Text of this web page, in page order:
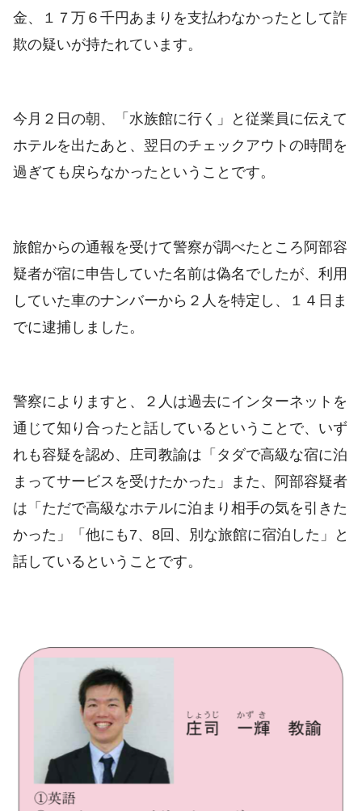
金、１７万６千円あまりを支払わなかったとして詐
欺の疑いが持たれています。
今月２日の朝、「水族館に行く」と従業員に伝えて
ホテルを出たあと、翌日のチェックアウトの時間を
過ぎても戻らなかったということです。
旅館からの通報を受けて警察が調べたところ阿部容
疑者が宿に申告していた名前は偽名でしたが、利用
していた車のナンバーから２人を特定し、１４日ま
でに逮捕しました。
警察によりますと、２人は過去にインターネットを
通じて知り合ったと話しているということで、いず
れも容疑を認め、庄司教諭は「タダで高級な宿に泊
まってサービスを受けたかった」また、阿部容疑者
は「ただで高級なホテルに泊まり相手の気を引きた
かった」「他にも7、8回、別な旅館に宿泊した」と
話しているということです。